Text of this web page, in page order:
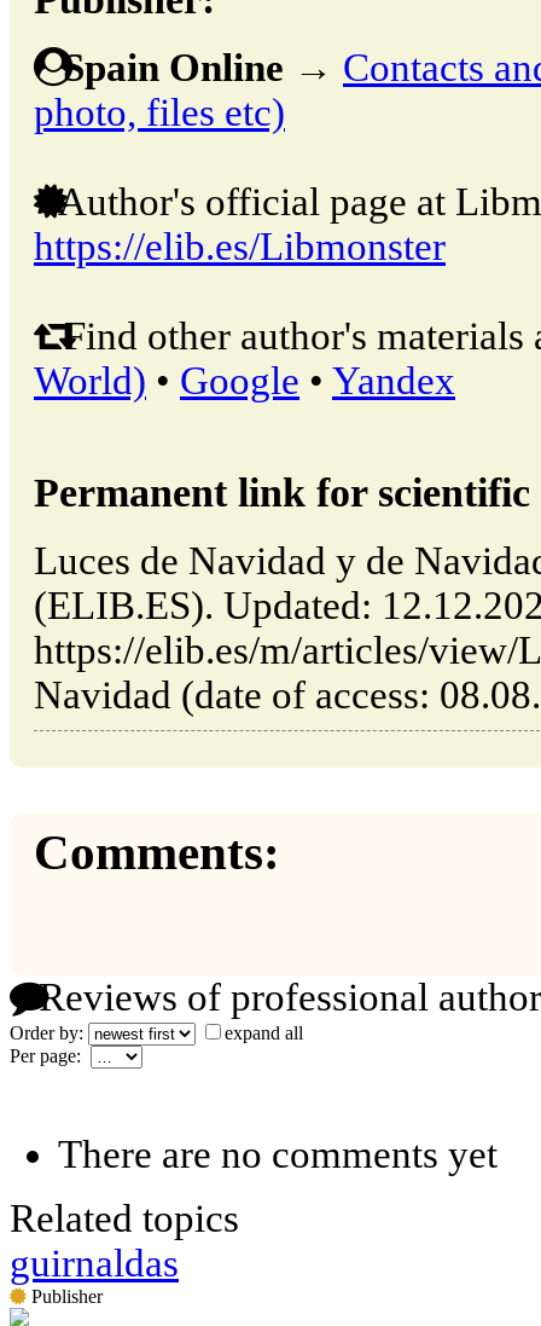
Spain Online → Contacts
photo, files etc)
Author's official page at
https://elib.es/Libmonster
Find other author's materials
World) • Google • Yandex
Permanent link for
Luces de Navidad y de
(ELIB.ES). Updated:
https://elib.es/m/articles/view/
Navidad (date of access:
Comments:
Reviews of professional
Order by:
expand all
Per page:
There are no comments yet
Related topics
guirnaldas
Publisher